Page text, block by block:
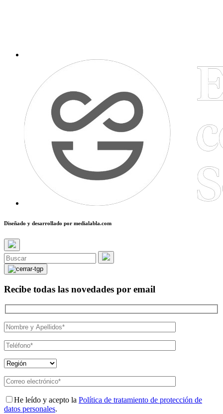
Diseñado y desarrollado por medialabla.com
Recibe todas las novedades por email
He leído y acepto la Política de tratamiento de protección de
datos personales.